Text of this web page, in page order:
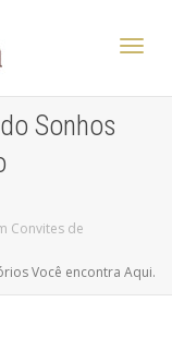
Sonhos
Convites de
Você encontra Aqui.